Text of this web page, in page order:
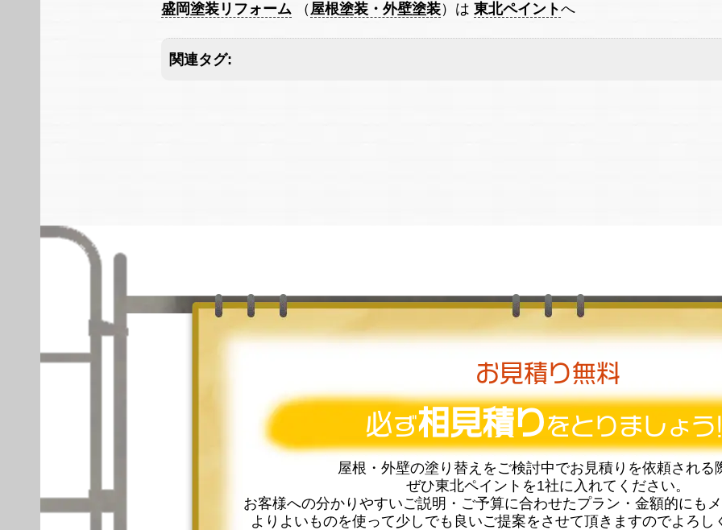
盛岡塗装リフォーム （ 屋根塗装・外壁塗装）は 東北ペイントへ
関連タグ:
お見積り無料
必ず相見積りをとりましょ
屋根・外壁の塗り替えをご検討中でお見積りを依頼される
ぜひ東北ペイントを1社に入れてください。
お客様への分かりやすいご説明・ご予算に合わせたプラン・金額的にも
よりよいものを使って少しでも良いご提案をさせて頂きますのでよろし